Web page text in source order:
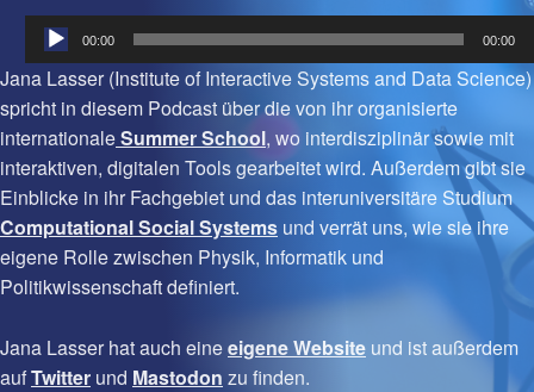
Audio-
Player
00:00 00:00
Jana Lasser (Institute of Interactive Systems and Data Science)
spricht in diesem Podcast über die von ihr organisierte
internationaleSummer School, wo interdisziplinär sowie mit
interaktiven, digitalen Tools gearbeitet wird. Außerdem gibt sie
Einblicke in ihr Fachgebiet und das interuniversitäre Studium
Computational Social Systems und verrät uns, wie sie ihre
eigene Rolle zwischen Physik, Informatik und
Politikwissenschaft definiert.
Jana Lasser hat auch eineeigene Website und ist außerdem
aufTwitter und Mastodon zu finden.